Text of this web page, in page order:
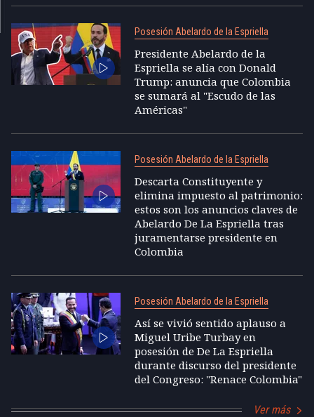
Posesión Abelardo de la Espriella
Presidente Abelardo de la
Espriella se alía con Donald
Trump: anuncia que Colombia
se sumará al "Escudo de las
Américas"
Posesión Abelardo de la Espriella
Descarta Constituyente y
elimina impuesto al patrimonio:
estos son los anuncios claves de
Abelardo De La Espriella tras
juramentarse presidente en
Colombia
Posesión Abelardo de la Espriella
Así se vivió sentido aplauso a
Miguel Uribe Turbay en
posesión de De La Espriella
durante discurso del presidente
del Congreso: "Renace Colombia"
Ver más